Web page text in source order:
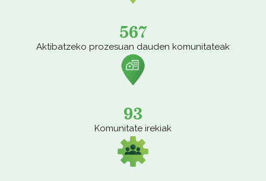
567
Aktibatzeko prozesuan dauden komunitateak
93
Komunitate irekiak